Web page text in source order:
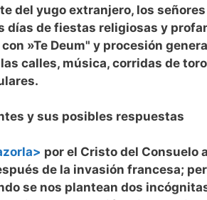
del yugo extranjero, los
días de fiestas religiosas y
»Te Deum" y procesión
calles, música, corridas de
y sus posibles respuestas
por el Cristo del Consuelo
de la invasión francesa;
se nos plantean dos